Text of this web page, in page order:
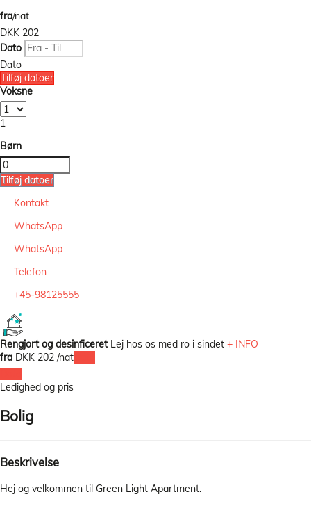
fra/nat
DKK 202
Dato
Dato
Tilføj datoer
Voksne
1
Børn
Tilføj datoer
Kontakt
WhatsApp
WhatsApp
Telefon
+45-98125555
Rengjort og desinficeret Lej hos os med ro i sindet + INFO
fra DKK 202 /nat
Ledighed og pris
Bolig
Beskrivelse
Hej og velkommen til Green Light Apartment.